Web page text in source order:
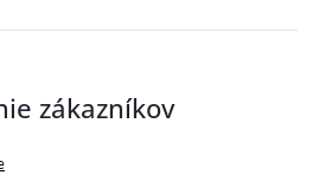
zákazníkov